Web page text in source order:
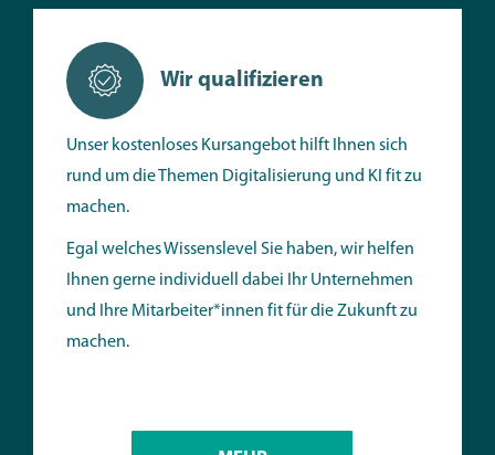
Wir qualifizieren
Unser kostenloses Kursangebot hilft Ihnen sich
rund um die Themen Digitalisierung und KI fit zu
machen.
Egal welches Wissenslevel Sie haben, wir helfen
Ihnen gerne individuell dabei Ihr Unternehmen
und Ihre Mitarbeiter*innen fit für die Zukunft zu
machen.